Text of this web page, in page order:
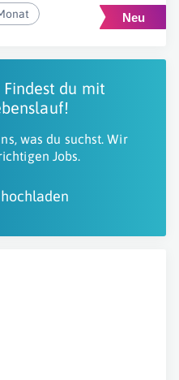
Findest du mit
was du suchst. Wir
Jobs.